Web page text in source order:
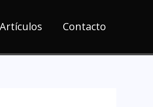
Artículos Contacto